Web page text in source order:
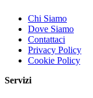
Chi Siamo
Dove Siamo
Contattaci
Privacy Policy
Cookie Policy
Servizi